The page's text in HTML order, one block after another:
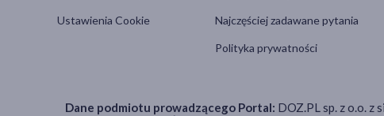
Ustawienia Cookie Najczęściej zadawane pytania
Polityka prywatności
Dane podmiotu prowadzącego Portal: DOZ.PL sp. z o.o. z